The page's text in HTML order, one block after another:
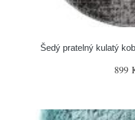
Šedý pratelný kulatý
899